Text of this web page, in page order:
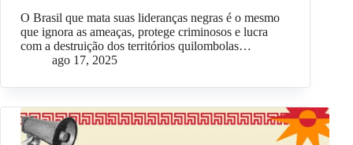
O Brasil que mata suas lideranças negras é o mesmo
que ignora as ameaças, protege criminosos e lucra
com a destruição dos territórios quilombolas…
ago 17, 2025